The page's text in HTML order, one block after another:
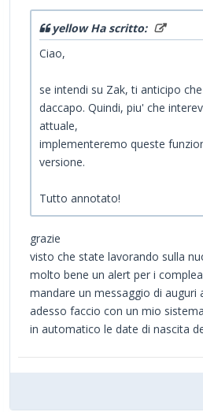
yellow Ha scritto:
Ciao,
se intendi su Zak, ti anticipo
daccapo. Quindi, piu' che
attuale,
implementeremo queste
versione.
Tutto annotato!
grazie
visto che state lavorando sulla
molto bene un alert per i
mandare un messaggio di auguri
adesso faccio con un mio
in automatico le date di nascita